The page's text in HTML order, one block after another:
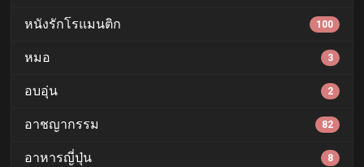
หนังรักโรแมนติก 100
หมอ 3
อบอุ่น 2
อาชญากรรม 82
อาหารญี่ปุ่น 8